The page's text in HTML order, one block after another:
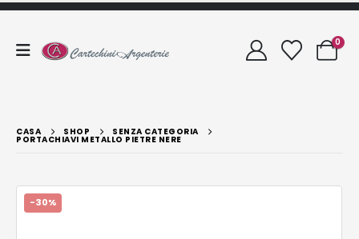
0
CASA SHOP SENZA CATEGORIA
PORTACHIAVI METALLO PIETRE NERE
-30%